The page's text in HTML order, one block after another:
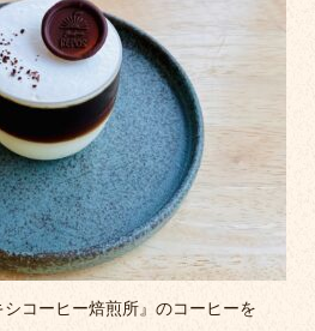
コーヒー焙煎所』のコーヒーを